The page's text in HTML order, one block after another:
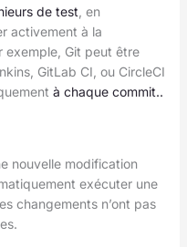
de test , en
activement à la
exemple, Git peut être
GitLab CI, ou CircleCI
à chaque commit..
nouvelle modification
exécuter une
changements n’ont pas